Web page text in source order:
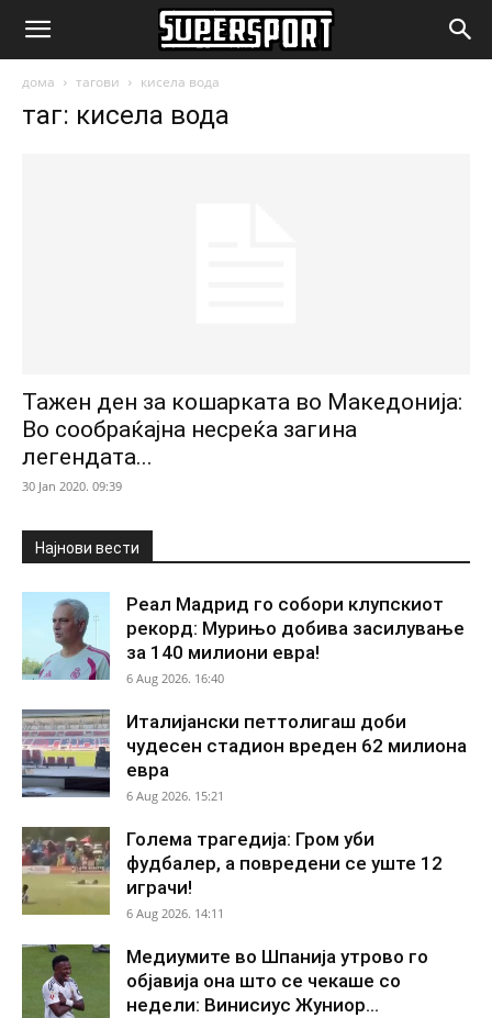
SuperSport.mk
дома тагови кисела вода
таг: кисела вода
Тажен ден за кошарката во Македонија:
Во сообраќајна несреќа загина
легендата...
30 Jan 2020. 09:39
Најнови вести
Реал Мадрид го собори клупскиот
рекорд: Мурињо добива засилување
за 140 милиони евра!
6 Aug 2026. 16:40
Италијански петтолигаш доби
чудесен стадион вреден 62 милиона
евра
6 Aug 2026. 15:21
Голема трагедија: Гром уби
фудбалер, а повредени се уште 12
играчи!
6 Aug 2026. 14:11
Медиумите во Шпанија утрово го
објавија она што се чекаше со
недели: Винисиус Жуниор...